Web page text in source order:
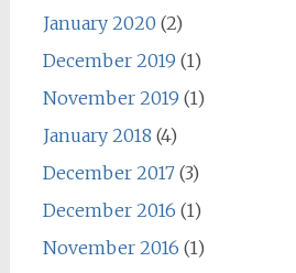
January 2020 (2)
December 2019 (1)
November 2019 (1)
January 2018 (4)
December 2017(3)
December 2016 (1)
November 2016 (1)